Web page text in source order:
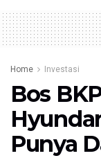
Home Investasi
Bos
Punya